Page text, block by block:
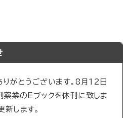
がとうございます。8月12日
薬業のEブックを休刊に致しま
新します。